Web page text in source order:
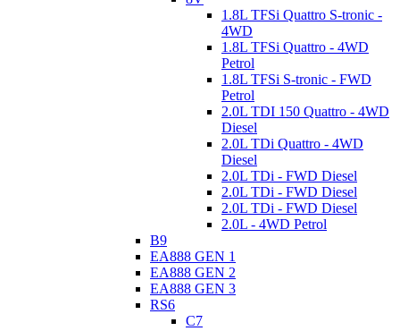
1.8L TFSi Quattro S-tronic -
4WD
1.8L TFSi Quattro - 4WD
Petrol
1.8L TFSi S-tronic - FWD
Petrol
2.0L TDI 150 Quattro - 4WD
Diesel
2.0L TDi Quattro - 4WD
Diesel
2.0L TDi - FWD Diesel
2.0L TDi - FWD Diesel
2.0L TDi - FWD Diesel
2.0L - 4WD Petrol
B9
EA888 GEN 1
EA888 GEN 2
EA888 GEN 3
RS6
C7